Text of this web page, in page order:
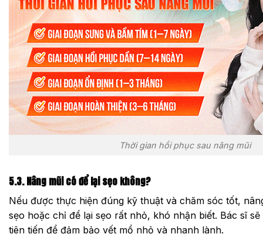
Thời gian hồi phục sau nâng mũi
5.3. Nâng mũi có để lại sẹo không?
Nếu được thực hiện đúng kỹ thuật và chăm sóc tốt,
sẹo hoặc chỉ để lại sẹo rất nhỏ, khó nhận biết. Bác sĩ
tiên tiến để đảm bảo vết mổ nhỏ và nhanh lành.